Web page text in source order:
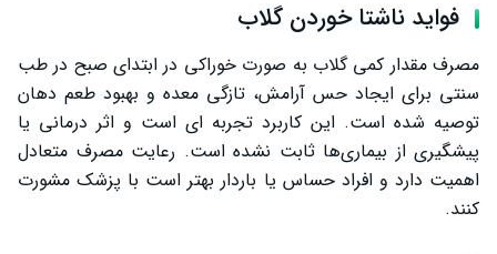
فواید ناشتا خوردن گلاب
مصرف مقدار کمی گلاب به‌ صورت خوراکی در ابتدای صبح در طب
سنتی برای ایجاد حس آرامش، تازگی معده و بهبود طعم دهان
توصیه شده است. این کاربرد تجربه ‌ای است و اثر درمانی یا
پیشگیری از بیماری‌ها ثابت نشده است. رعایت مصرف متعادل
اهمیت دارد و افراد حساس یا باردار بهتر است با پزشک مشورت
کنند.